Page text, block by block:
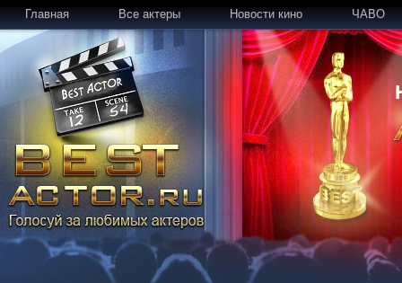
Главная Все актеры Новости кино ЧАВО